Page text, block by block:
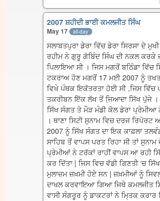
2007 ਸ਼ਹੀਦੀ ਭਾਈ ਕਮਲਜੀਤ ਸਿੰਘ
May 17 all-day
ਸਲਾਬਤਪੁਰਾ ਡੇਰਾ ਵਿੱਚ ਡੇਰਾ ਸਿਰਸਾ ਦੇ
ਰਹੀਮ ਨੇ ਗੁਰੂ ਗੋਬਿੰਦ ਸਿੰਘ ਦੀ ਨਕਲ ਕਰਕੇ
ਪਿਲਾਇਆ ਸੀ । ਜਿਸ ਮਗਰੋਂ ਬਠਿੰਡਾ ਵਿੱਚ
ਟਕਰਾਅ ਹੋਣ ਮਗਰੋਂ 17 ਮਈ 2007 ਨੂੰ ਤਖਤ
ਵਿਖੇ ਪੰਥਕ ਇਕੱਤਰਤਾ ਹੋਈ ਸੀ ,ਜਿਸ ਵਿੱਚ
ਤਕਰੀਬਨ ਇੱਕ ਲੱਖ ਤੋਂ ਜਿ਼ਆਦਾ ਸਿੱਖ ਪੁੱਜੇ ।
ਸਿੱਖ ਸੰਗਤ ਤੇ ਮੌੜ ਮੰਡੀ ਕੋਲ ਡੇਰਾ ਪ੍ਰੇਮੀਆ
। ਥਾਣਾ ਸਿਟੀ ਸੁਨਾਮ ਵਿਚ ਦਰਜ
2007 ਨੂੰ ਸਿੱਖ ਸੰਗਤ ਦਾ ਇਕ ਕਾਫ਼ਲਾ
ਸਾਹਿਬ ਤੋਂ ਵਾਪਸ ਪਰਤ ਰਿਹਾ ਸੀ ਤਾਂ ਸੁਨਾਮ
ਪ੍ਰੇਮੀਆਂ ਨੇ ਟਰੱਕਾਂ ਰਾਹੀਂ ਵਾਪਸ ਆ ਰਹੀ
ਕਰ ਦਿੱਤਾ | ਜਿਸ ਵਿਚ ਵੱਡੀ ਗਿਣਤੀ ‘ਚ
ਮੁਲਾਜ਼ਮ ਜ਼ਖ਼ਮੀ ਹੋਏ ਸਨ | ਜ਼ਖ਼ਮੀਆਂ ਨੂੰ
ਦਾਖਲ ਕਰਵਾਇਆ ਗਿਆ ਜਿਥੇ ਕਮਲਜੀਤ
ਵਾਸੀ ਸੰਗਰੂਰ ਨੂੰ ਡਾਕਟਰਾਂ ਨੇ ਮਿ੍ਤਕ ਕਰਾਰ